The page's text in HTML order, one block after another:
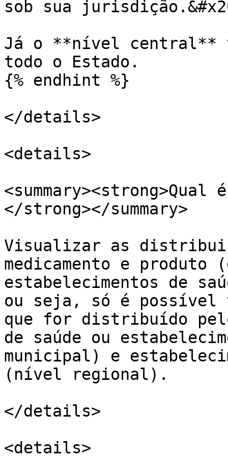
sob sua
Já o **nível central**
todo o Estado.
{% endhint %}
</details>
<details>
</strong></summary>
Visualizar as
medicamento e produto
estabelecimentos de
ou seja, só é possível
que for distribuído
de saúde ou
municipal) e
(nível regional).
</details>
<details>